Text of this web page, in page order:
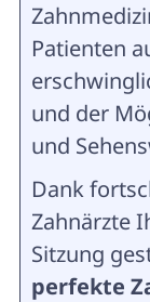
Patienten
und der
und
Dank
Zahnärzte
Sitzung
perfekte